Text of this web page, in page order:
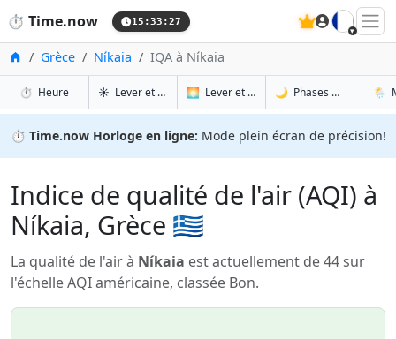
⏱️ Time.now 15:33:28 🇫🇷
Accueil
Grèce Níkaia IQA à Níkaia
⏱️ Heureà Níkaia
☀️ Lever et coucher du soleil à Níkaia
🌅 Lever et coucher du soleil demain à
🌙 Phases de la Lune à
🌦️
⏱️ Time.now Horloge en ligne: Mode plein écran de précision!
Indice de qualité de l'air (AQI) à
Níkaia, Grèce 🇬🇷
La qualité de l'air à Níkaia est actuellement de 44 sur
l'échelle AQI américaine, classée Bon.